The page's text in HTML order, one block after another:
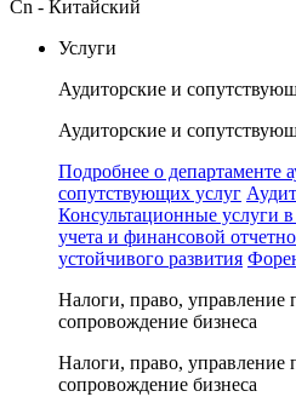
Cn - Китайский
Услуги
Аудиторские и
Аудиторские и
Подробнее о департаменте
сопутствующих услуг
Консультационные услуги в
учета и финансовой
устойчивого развития
Налоги, право, управление
сопровождение бизнеса
Налоги, право, управление
сопровождение бизнеса